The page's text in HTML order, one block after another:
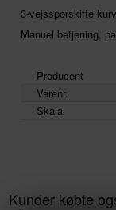
3-vejssporskifte
Manuel betjening,
Producent
Varenr.
Skala
Kunder købte